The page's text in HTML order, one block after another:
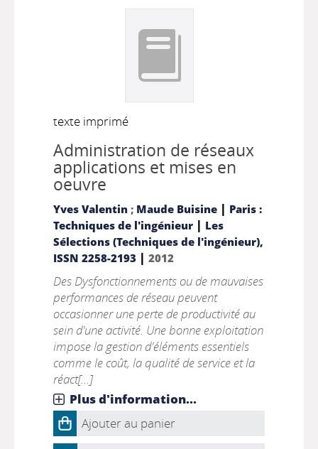
texte imprimé
Administration de réseaux
applications et mises en
oeuvre
Yves Valentin ; Maude Buisine | Paris :
Techniques de l'ingénieur| Les
Sélections (Techniques de l'ingénieur),
ISSN 2258-2193| 2012
Des Dysfonctionnements ou de mauvaises
performances de réseau peuvent
occasionner une perte de productivité au
sein d'une activité. Une bonne exploitation
impose la gestion d'éléments essentiels
comme le coût, la qualité de service et la
réact[...]
Plus d'information...
Ajouter au panier